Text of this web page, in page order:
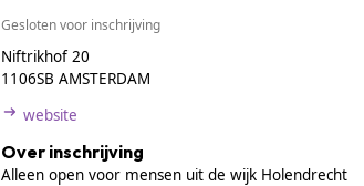
Gesloten voor inschrijving
Niftrikhof 20
1106SB AMSTERDAM
website
Over inschrijving
Alleen open voor mensen uit de wijk Holendrecht